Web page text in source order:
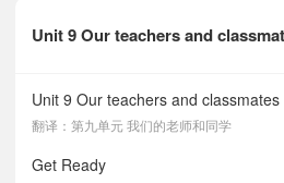
Unit 9 Our teachers and
Unit 9 Our teachers and classmates
翻译：第九单元 我们的老师和同学
Get Ready